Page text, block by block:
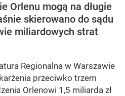
Orlenu mogą na długie
skierowano do sądu
miliardowych strat
Regionalna w Warszawie
przeciwko trzem
Orlenowi 1,5 miliarda zł